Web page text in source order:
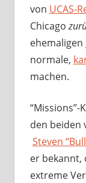
von UCAS-
Chicago
ehemaligen
normale,
machen.
den beiden
Steven
er bekannt,
extreme